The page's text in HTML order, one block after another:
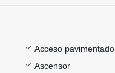
Acceso pavimentado
Ascensor